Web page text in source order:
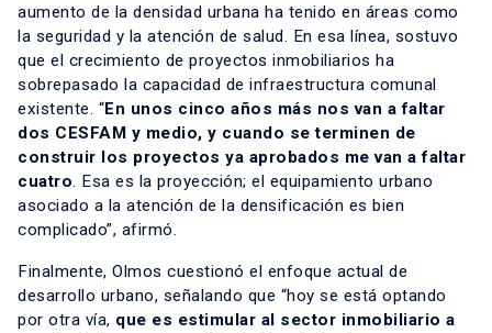
aumento de la densidad urbana ha tenido en áreas como
la seguridad y la atención de salud. En esa línea, sostuvo
que el crecimiento de proyectos inmobiliarios ha
sobrepasado la capacidad de infraestructura comunal
existente. “En unos cinco años más nos van a faltar
dos CESFAM y medio, y cuando se terminen de
construir los proyectos ya aprobados me van a faltar
cuatro. Esa es la proyección; el equipamiento urbano
asociado a la atención de la densificación es bien
complicado”, afirmó.
Finalmente, Olmos cuestionó el enfoque actual de
desarrollo urbano, señalando que “hoy se está optando
por otra vía, que es estimular al sector inmobiliario a